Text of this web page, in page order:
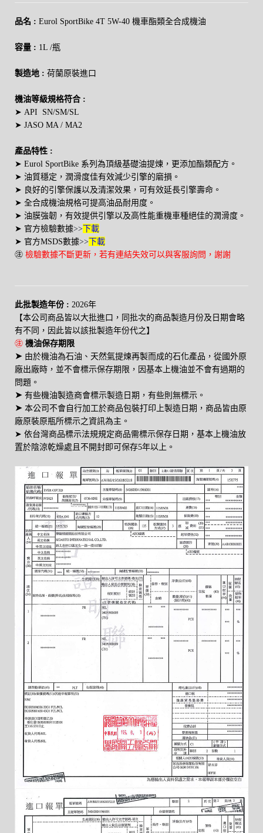
品名 : Eurol SportBike 4T 5W-40 機車酯類全合成機油
容量 : 1L /瓶
製造地 : 荷蘭原裝進口
機油等級規格符合 :
➤ API SN/SM/SL
➤ JASO MA / MA2
產品特性 :
➤ Eurol SportBike 系列為頂級基礎油提煉， 更添加酯類配方 。
➤ 油質穩定，潤滑度佳有效減少引擎的磨損 。
➤ 良好的引擎保護以及清潔效果 ，可有效延長引擎壽命 。
➤ 全合成機油規格可提高油品耐用度。
➤ 油膜強韌 ，有效提供引擎以及高性能重機車種絕佳的潤滑度 。
➤ 官方檢驗數據>>下載
➤ 官方MSDS數據>>下載
㊟ 檢驗數據不斷更新，若有連結失效可以與客服詢問，謝謝
此批製造年份 : 2026年
【本公司商品皆以大批進口，同批次的商品製造月份及日期會略
有不同，因此皆以該批製造年份代之】
㊟ 機油保存期限
➤ 由於機油為石油、天然氣提煉再製而成的石化產品，從國外原
廠出廠時，並不會標示保存期限，因基本上機油並不會有過期的
問題。
➤ 有些機油製造商會標示製造日期，有些則無標示。
➤ 本公司不會自行加工於商品包裝打印上製造日期，商品皆由原
廠原裝原瓶所標示之資訊為主。
➤ 依台灣商品標示法規規定商品需標示保存日期，基本上機油放
置於陰涼乾燥處且不開封即可保存5年以上。